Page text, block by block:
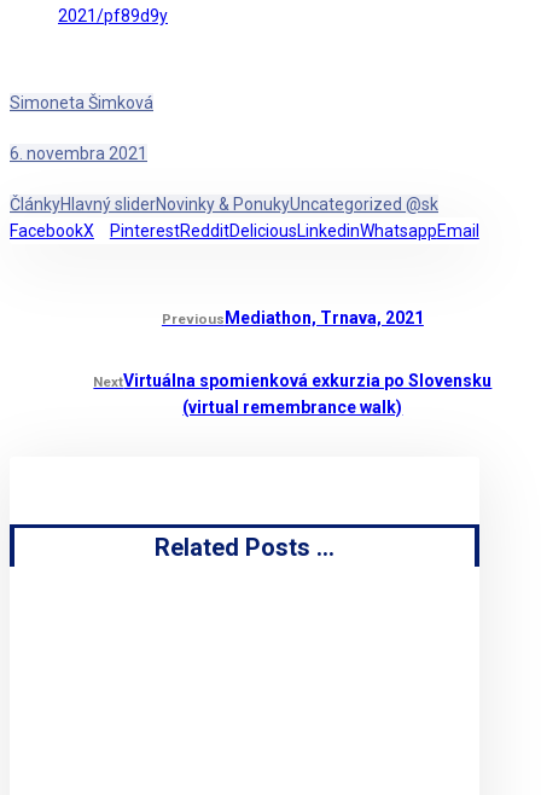
2021/pf89d9y
Simoneta Šimková
6. novembra 2021
ČlánkyHlavný sliderNovinky & PonukyUncategorized @sk
FacebookX PinterestRedditDeliciousLinkedinWhatsappEmail
Previous Mediathon, Trnava, 2021
NextVirtuálna spomienková exkurzia po Slovensku
(virtual remembrance walk)
Related Posts ...